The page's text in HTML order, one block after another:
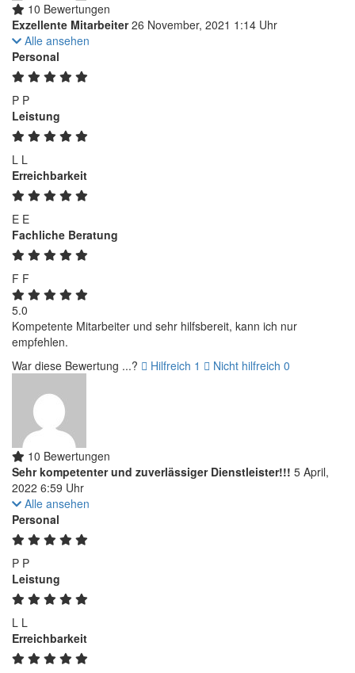
10 Bewertungen
Exzellente Mitarbeiter 26 November, 2021 1:14 Uhr
Alle ansehen
Personal
P P
Leistung
L L
Erreichbarkeit
E E
Fachliche Beratung
F F
5.0
Kompetente Mitarbeiter und sehr hilfsbereit, kann ich nur
empfehlen.
War diese Bewertung ...?
Hilfreich 1 Nicht hilfreich 0
10 Bewertungen
Sehr kompetenter und zuverlässiger Dienstleister!!! 5 April,
2022 6:59 Uhr
Alle ansehen
Personal
P P
Leistung
L L
Erreichbarkeit